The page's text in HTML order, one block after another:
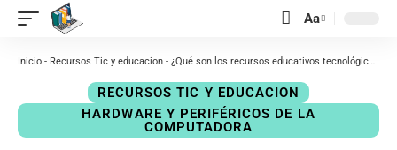
contenido Aa
Inicio - Recursos Tic y educacion - ¿Qué son los recursos educativos tecnológicos? Ejemplos
RECURSOS TIC Y EDUCACION
HARDWARE Y PERIFÉRICOS DE LA
COMPUTADORA